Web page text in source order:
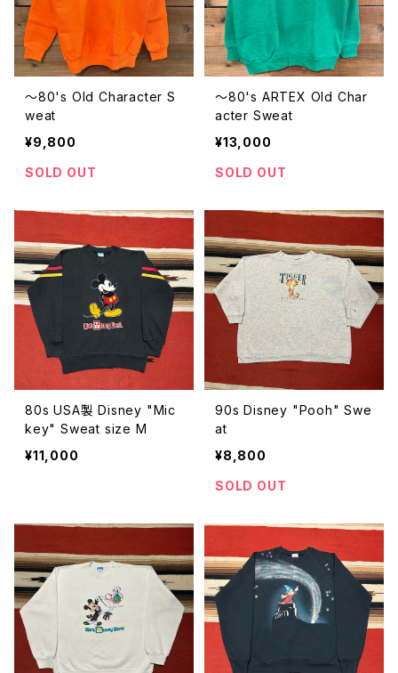
〜80's Old Character S
weat
¥9,800
SOLD OUT
〜80's ARTEX Old Char
acter Sweat
¥13,000
SOLD OUT
80s USA製 Disney "Mic
key" Sweat size M
¥11,000
90s Disney "Pooh" Swe
at
¥8,800
SOLD OUT